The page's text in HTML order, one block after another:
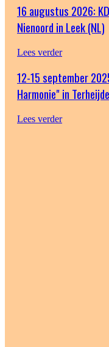
16 augustus 2026:
Nienoord in Leek (NL)
Lees verder
12-15 september
Harmonie" in
Lees verder